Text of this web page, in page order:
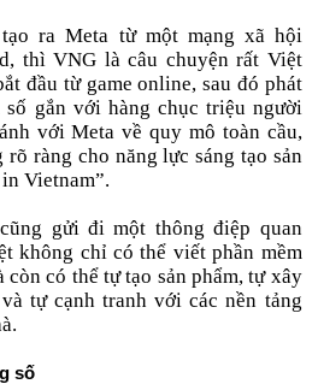
ra Meta từ một mạng xã hội
thì VNG là câu chuyện rất Việt
đầu từ game online, sau đó phát
gắn với hàng chục triệu người
với Meta về quy mô toàn cầu,
ràng cho năng lực sáng tạo sản
Vietnam”.
gửi đi một thông điệp quan
không chỉ có thể viết phần mềm
còn có thể tự tạo sản phẩm, tự xây
tự cạnh tranh với các nền tảng
số